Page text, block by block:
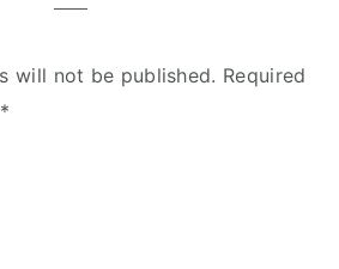
will not be published. Required
*